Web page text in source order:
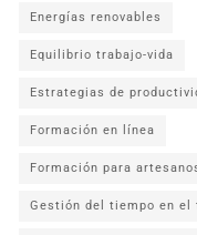
Energías renovables
Equilibrio trabajo-vida
Estrategias de
Formación en línea
Formación para
Gestión del tiempo en el